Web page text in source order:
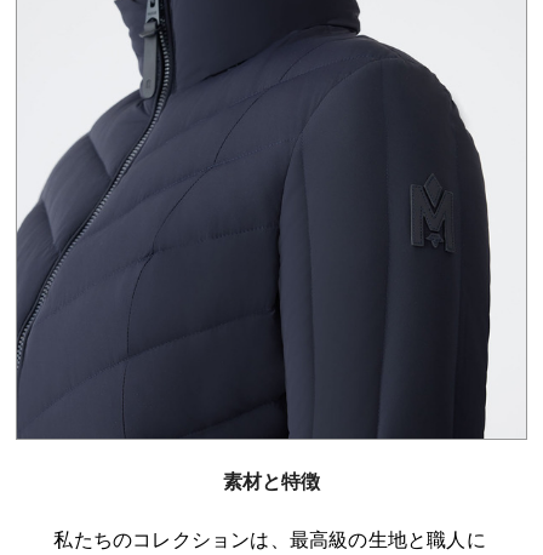
素材と特徴
私たちのコレクションは、最高級の生地と職人に